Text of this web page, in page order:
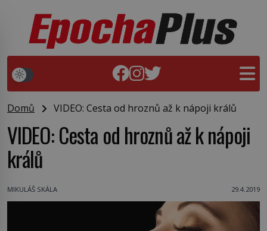
Domů VIDEO: Cesta od hroznů až k nápoji králů
VIDEO: Cesta od hroznů až k nápoji
králů
MIKULÁŠ SKÁLA 29.4.2019